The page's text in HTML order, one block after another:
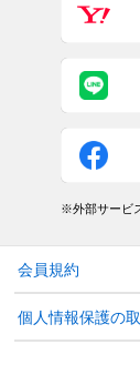
※外部サービ
会員規約
個人情報保護の